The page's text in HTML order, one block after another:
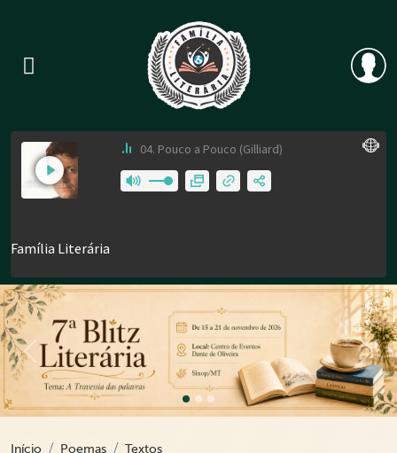
Previous
Início Poemas Textos